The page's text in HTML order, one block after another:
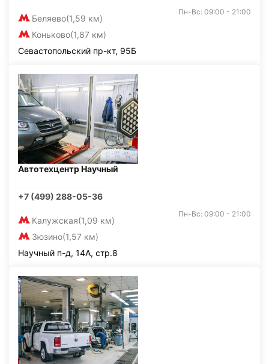
Беляево(1,59 км)
Коньково(1,87 км)
Пн-Вс: 09:00 - 21:00
Севастопольский пр-кт, 95Б
Автотехцентр Научный
+7 (499) 288-05-36
Калужская(1,09 км)
Зюзино(1,57 км)
Пн-Вс: 09:00 - 21:00
Научный п-д, 14А, стр.8